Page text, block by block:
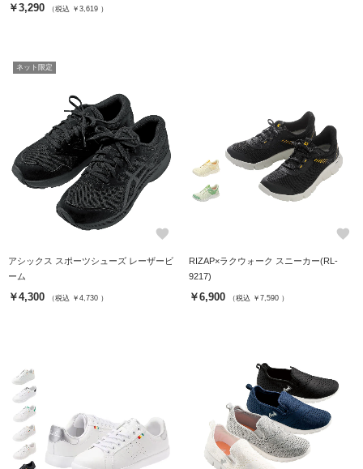
￥3,290 （税込 ￥3,619 ）
ネット限定
favorite
アシックス スポーツシューズ レーザービ
ーム
￥4,300 （税込 ￥4,730 ）
favorite
RIZAP×ラクウォーク スニーカー(RL-
9217)
￥6,900 （税込 ￥7,590 ）